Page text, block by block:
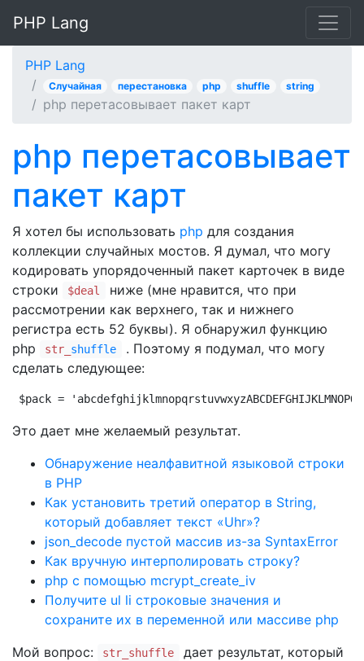
PHP Lang
PHP Lang
Случайная перестановка php shuffle string
php перетасовывает пакет карт
php перетасовывает
пакет карт
Я хотел бы использовать php для создания
коллекции случайных мостов. Я думал, что могу
кодировать упорядоченный пакет карточек в виде
строки
$deal
ниже (мне нравится, что при
рассмотрении как верхнего, так и нижнего
регистра есть 52 буквы). Я обнаружил функцию
php
str_ shuffle
. Поэтому я подумал, что могу
сделать следующее:
$pack =
Это дает мне желаемый результат.
Обнаружение неалфавитной языковой строки
в PHP
Как установить третий оператор в String,
который добавляет текст «Uhr»?
json_decode пустой массив из-за SyntaxError
Как вручную интерполировать строку?
php с помощью mcrypt_create_iv
Получите ul li строковые значения и
сохраните их в переменной или массиве php
Мой вопрос:
str_shuffle
дает результат, который